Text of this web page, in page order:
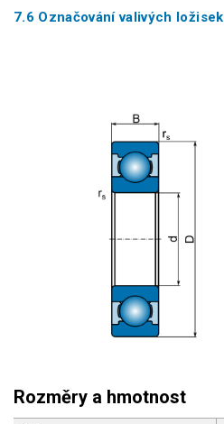
7.6 Označování valivých ložisek
Rozměry a hmotnost